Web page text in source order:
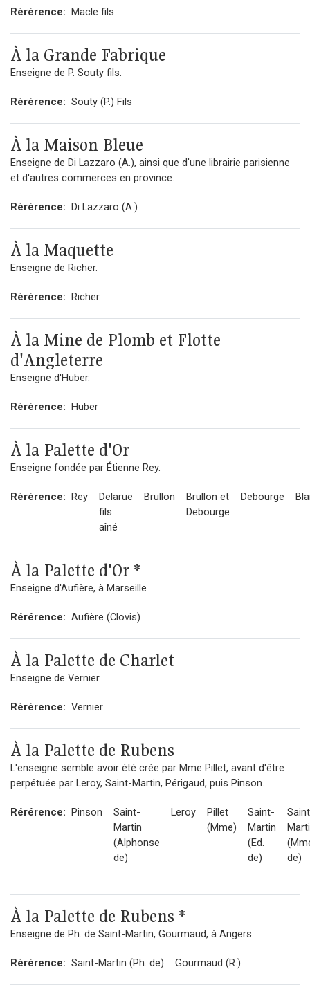
Rérérence: Macle fils
À la Grande Fabrique
Enseigne de P. Souty fils.
Rérérence: Souty (P.) Fils
À la Maison Bleue
Enseigne de Di Lazzaro (A.), ainsi que d'une librairie parisienne
et d'autres commerces en province.
Rérérence: Di Lazzaro (A.)
À la Maquette
Enseigne de Richer.
Rérérence: Richer
À la Mine de Plomb et Flotte
d'Angleterre
Enseigne d'Huber.
Rérérence: Huber
À la Palette d'Or
Enseigne fondée par Étienne Rey.
Rérérence: Rey
Delarue
fils
aîné
Brullon
Brullon et
Debourge
Debourge
À la Palette d'Or *
Enseigne d'Aufière, à Marseille
Rérérence: Aufière (Clovis)
À la Palette de Charlet
Enseigne de Vernier.
Rérérence: Vernier
À la Palette de Rubens
L'enseigne semble avoir été crée par Mme Pillet, avant d'être
perpétuée par Leroy, Saint-Martin, Périgaud, puis Pinson.
Rérérence: Pinson
Saint-
Martin
(Alphonse
de)
Leroy
Pillet
(Mme)
Saint-
Martin
(Ed.
de)
de)
À la Palette de Rubens *
Enseigne de Ph. de Saint-Martin, Gourmaud, à Angers.
Rérérence: Saint-Martin (Ph. de) Gourmaud (R.)